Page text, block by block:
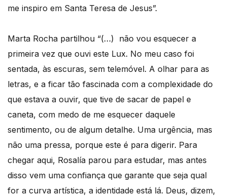
me inspiro em Santa Teresa de Jesus”.
Marta Rocha partilhou “(…) não vou esquecer a
primeira vez que ouvi este Lux. No meu caso foi
sentada, às escuras, sem telemóvel. A olhar para as
letras, e a ficar tão fascinada com a complexidade do
que estava a ouvir, que tive de sacar de papel e
caneta, com medo de me esquecer daquele
sentimento, ou de algum detalhe. Uma urgência, mas
não uma pressa, porque este é para digerir. Para
chegar aqui, Rosalía parou para estudar, mas antes
disso vem uma confiança que garante que seja qual
for a curva artística, a identidade está lá. Deus, dizem,